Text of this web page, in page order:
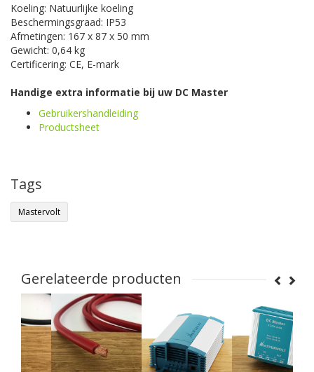
Koeling: Natuurlijke koeling
Beschermingsgraad: IP53
Afmetingen: 167 x 87 x 50 mm
Gewicht: 0,64 kg
Certificering: CE, E-mark
Handige extra informatie bij uw DC Master
Gebruikershandleiding
Productsheet
Tags
Mastervolt
Gerelateerde producten